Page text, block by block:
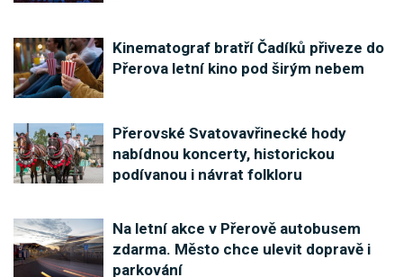
Kinematograf bratří Čadíků přiveze do
Přerova letní kino pod širým nebem
Přerovské Svatovavřinecké hody
nabídnou koncerty, historickou
podívanou i návrat folkloru
Na letní akce v Přerově autobusem
zdarma. Město chce ulevit dopravě i
parkování